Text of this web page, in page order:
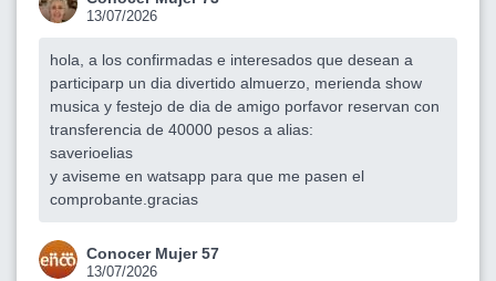
13/07/2026
hola, a los confirmadas e interesados que desean a
participarp un dia divertido almuerzo, merienda show
musica y festejo de dia de amigo porfavor reservan con
transferencia de 40000 pesos a alias:
saverioelias
y aviseme en watsapp para que me pasen el
comprobante.gracias
Conocer Mujer 57
13/07/2026